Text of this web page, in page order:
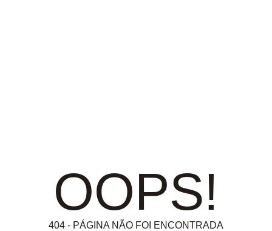
OOPS!
404 - PÁGINA NÃO FOI ENCONTRADA